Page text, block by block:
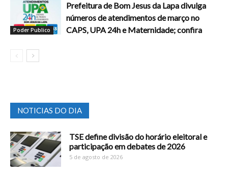
Poder Publico
Prefeitura de Bom Jesus da Lapa divulga
números de atendimentos de março no
CAPS, UPA 24h e Maternidade; confira
NOTICIAS DO DIA
TSE define divisão do horário eleitoral e
participação em debates de 2026
5 de agosto de 2026